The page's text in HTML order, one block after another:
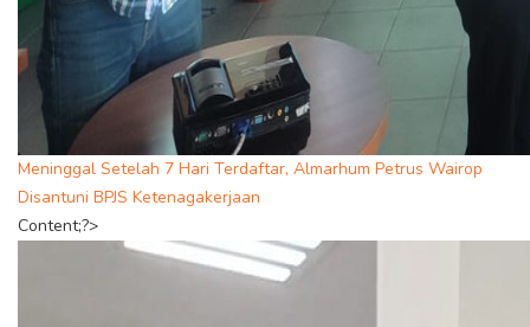
Meninggal Setelah 7 Hari Terdaftar, Almarhum Petrus Wairop
Disantuni BPJS Ketenagakerjaan
Content;?>